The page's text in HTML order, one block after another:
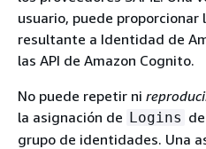
usuario, puede proporcionar
resultante a Identidad de
las API de Amazon Cognito.
No puede repetir ni
la asignación de Logins
grupo de identidades. Una